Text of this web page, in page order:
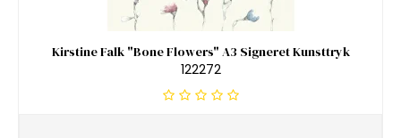
Kirstine Falk "Bone Flowers" A3 Signeret Kunsttryk
122272